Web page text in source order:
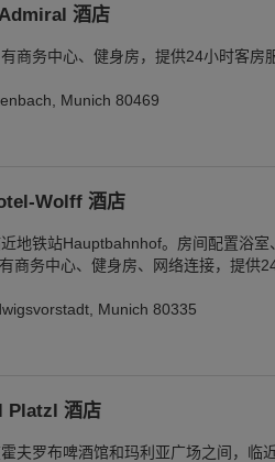
酒店
商务中心、健身房，提供24小时客房
Munich 80469
Wolff 酒店
地铁站Hauptbahnhof。房间配置浴
商务中心、健身房、网络连接，提供
Munich 80335
Platzl 酒店
夫罗布啤酒馆和玛利亚广场之间，临